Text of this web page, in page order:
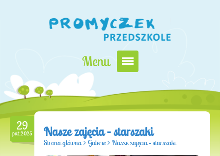
Menu
Nasz Promyczek
Oferta edukacyjna
Zapisy i opłaty
Kontakt
29
paź.2025 Nasze zajęcia – starszaki
Strona główna > Galerie > Nasze zajęcia – starszaki